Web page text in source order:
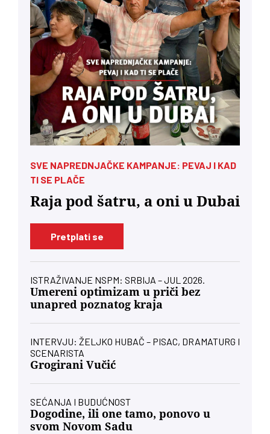
SVE NAPREDNJAČKE KAMPANJE: PEVAJ I KAD
TI SE PLAČE
Raja pod šatru, a oni u Dubai
Pretplati se
ISTRAŽIVANJE NSPM: SRBIJA – JUL 2026.
Umereni optimizam u priči bez
unapred poznatog kraja
INTERVJU: ŽELJKO HUBAČ – PISAC, DRAMATURG I
SCENARISTA
Grogirani Vučić
SEĆANJA I BUDUĆNOST
Dogodine, ili one tamo, ponovo u
svom Novom Sadu